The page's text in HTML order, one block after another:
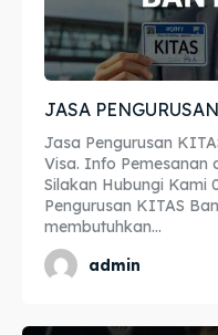
Penerjemah
Asuransi
Blog
Penerjemah
Asuransi
Blog
JASA
Jasa Pengurusan
Visa. Info Pemesanan
Silakan Hubungi Kami
Pengurusan KITAS
membutuhkan...
admin